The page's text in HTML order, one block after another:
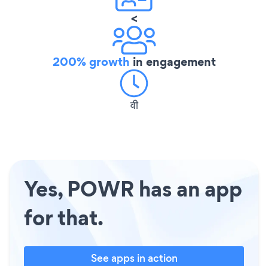
<
200% growth in engagement
वी
Yes, POWR has an app
for that.
See apps in action